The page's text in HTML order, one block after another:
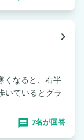
navigate_next
くなると、右半
いているとグラ
7名が回答